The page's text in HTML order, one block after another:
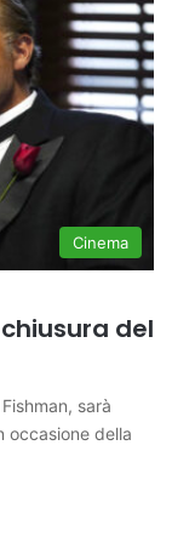
Cinema
del
sarà
occasione della